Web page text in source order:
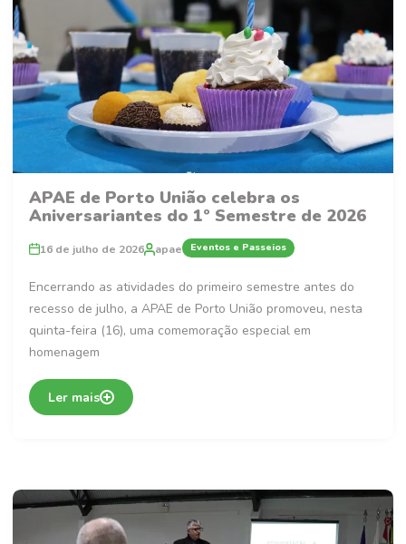
APAE de Porto União celebra os
Aniversariantes do 1º Semestre de 2026
16 de julho de 2026 apae Eventos e Passeios
Encerrando as atividades do primeiro semestre antes do
recesso de julho, a APAE de Porto União promoveu, nesta
quinta-feira (16), uma comemoração especial em
homenagem
Ler mais